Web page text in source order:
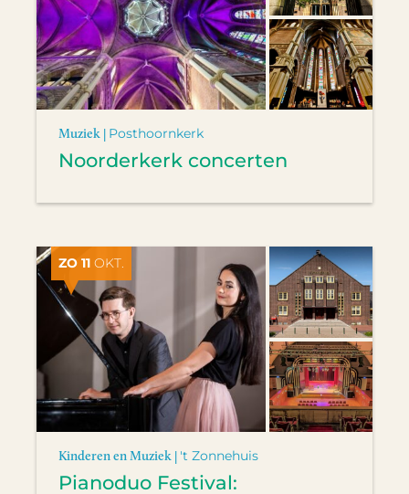
Muziek | Posthoornkerk
Noorderkerk concerten
ZO 11 OKT.
Kinderen en Muziek | 't Zonnehuis
Pianoduo Festival: